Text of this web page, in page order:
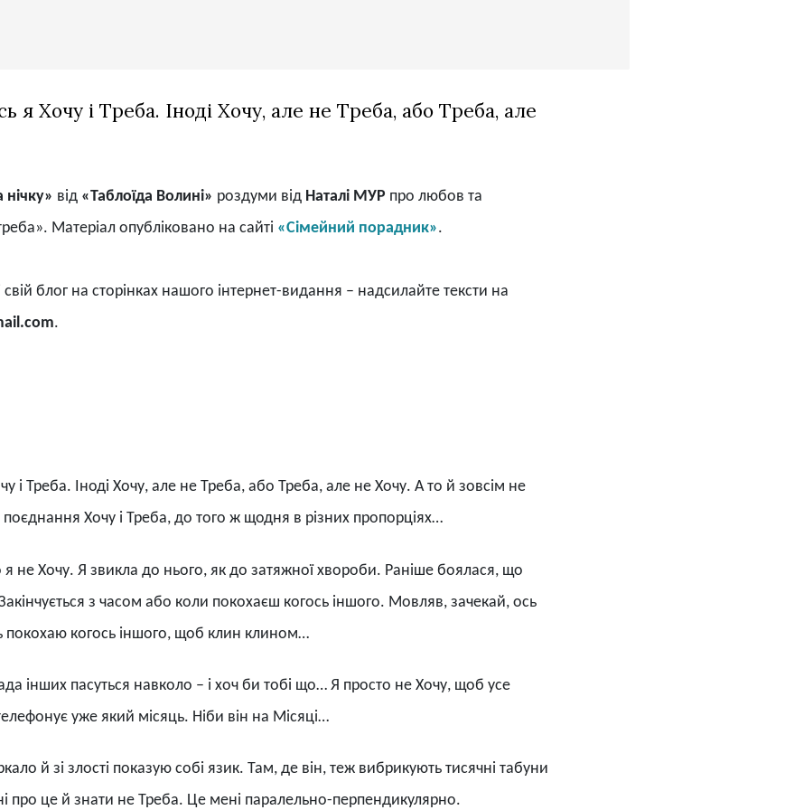
я Хочу і Треба. Іноді Хочу, але не Треба, або Треба, але
нічку» від «Таблоїда Волині» роздуми від Наталі МУР про любов та
». Матеріал опубліковано на сайті «Сімейний порадник».
блог на сторінках нашого інтернет-видання – надсилайте тексти на
.
і Треба. Іноді Хочу, але не Треба, або Треба, але не Хочу. А то й зовсім не
поєднання Хочу і Треба, до того ж щодня в різних пропорціях…
я не Хочу. Я звикла до нього, як до затяжної хвороби. Раніше боялася, що
з часом або коли покохаєш когось іншого. Мовляв, зачекай, ось
покохаю когось іншого, щоб клин клином…
інших пасуться навколо – і хоч би тобі що… Я просто не Хочу, щоб усе
уже який місяць. Ніби він на Місяці…
й зі злості показую собі язик. Там, де він, теж вибрикують тисячні табуни
про це й знати не Треба. Це мені паралельно-перпендикулярно.